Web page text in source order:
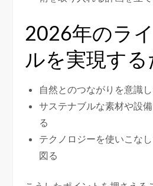
2026年のラ
ルを実現する
自然とのつながりを意識
サステナブルな素材や設
る
テクノロジーを使いこな
図る